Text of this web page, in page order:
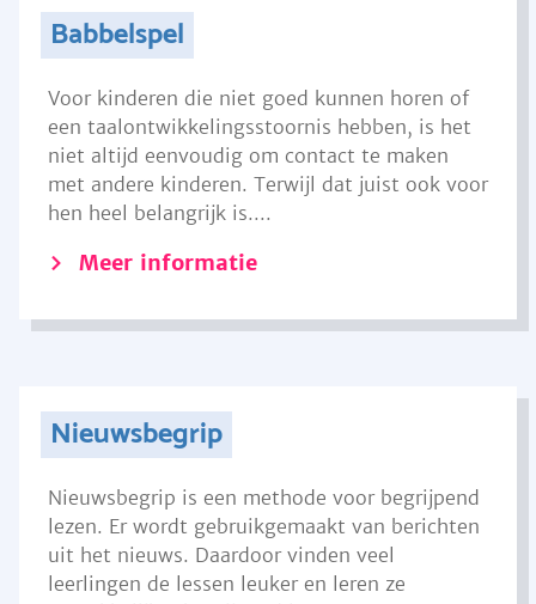
Babbelspel
Voor kinderen die niet goed kunnen horen of
een taalontwikkelingsstoornis hebben, is het
niet altijd eenvoudig om contact te maken
met andere kinderen. Terwijl dat juist ook voor
hen heel belangrijk is....
Meer informatie
Nieuwsbegrip
Nieuwsbegrip is een methode voor begrijpend
lezen. Er wordt gebruikgemaakt van berichten
uit het nieuws. Daardoor vinden veel
leerlingen de lessen leuker en leren ze